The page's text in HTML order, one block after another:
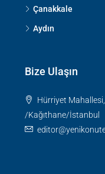
Çanakkale
Aydın
Bize Ulaşın
Hürriyet
/Kağıthane/İstanbul